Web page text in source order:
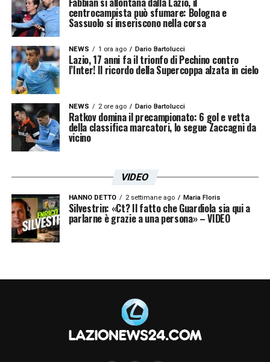
forma fisica e riconquistare fiducia nello
spogliatoio. I tifosi della Lazio, intanto,
attendono novità con la speranza di rivederlo
presto protagonista sul campo. La
mononucleosi si conferma dunque un
ostacolo imprevisto nella costruzione della
rosa per la stagione 2025/26, con Sarri
costretto a rivedere temporaneamente le sue
LA PLAYLIST DELLE NOSTRE TOP NEWS
centrocampista può sfumare: Bologna e
Sassuolo si inseriscono nella corsa
NEWS 1 ora ago Dario Bartolucci
Lazio, 17 anni fa il trionfo di Pechino contro
l’Inter! Il ricordo della Supercoppa alzata in cielo
NEWS 2 ore ago Dario Bartolucci
Ratkov domina il precampionato: 6 gol e vetta
della classifica marcatori, lo segue Zaccagni da
vicino
VIDEO
HANNO DETTO 2 settimane ago Maria Floris
Silvestrin: «Ct? Il fatto che Guardiola sia qui a
parlarne è grazie a una persona» – VIDEO